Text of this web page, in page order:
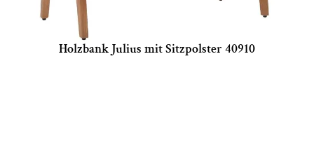
Holzbank Julius mit Sitzpolster 40910